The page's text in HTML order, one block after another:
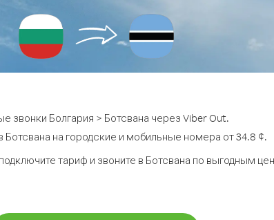
звонки Болгария > Ботсвана через Viber Out.
Ботсвана на городские и мобильные номера от 34.8 ¢.
тариф и звоните в Ботсвана по выгодным